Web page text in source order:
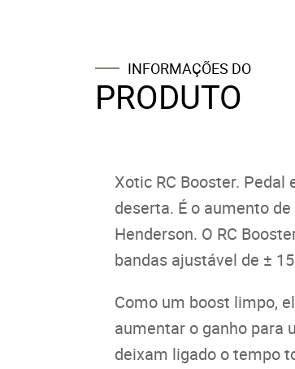
INFORMAÇÕES DO
PRODUTO
Xotic RC Booster.
deserta. É o aumento
Henderson. O RC
bandas ajustável de ±
Como um boost limpo,
aumentar o ganho para
deixam ligado o tempo